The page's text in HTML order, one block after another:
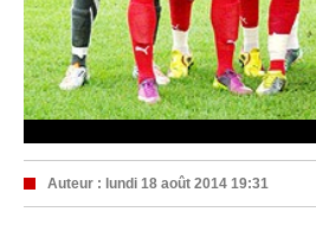
Auteur : lundi 18 août 2014 19:31